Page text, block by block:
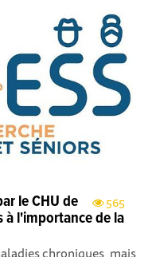
565
le CHU de
à l'importance de la